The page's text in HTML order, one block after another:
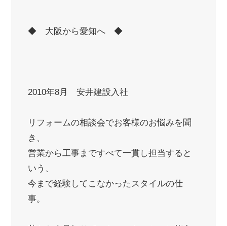
◆ 大阪から愛知へ ◆
2010年8月 安井建設入社
リフォームの相談会でお客様のお悩みを聞
き、
営業から工事まですべて一貫し担当すると
いう、
今まで経験してこなかったスタイルの仕
事。